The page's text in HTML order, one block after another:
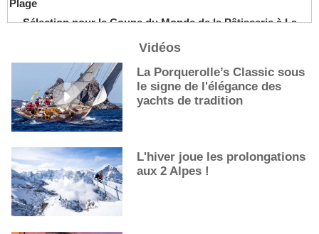
Sélection pour la Coupe du Monde de la Pâtisserie à La
De nouveaux cocktails, stars de l’été
Les cocktails, stars de l’été
La première sélection des grappes du Guide Michelin
Vidéos
La Porquerolle’s Classic sous
le signe de l'élégance des
yachts de tradition
L'hiver joue les prolongations
aux 2 Alpes !